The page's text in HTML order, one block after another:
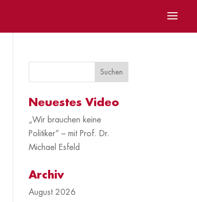
Neuestes Video
„Wir brauchen keine
Politiker“ – mit Prof. Dr.
Michael Esfeld
Archiv
August 2026